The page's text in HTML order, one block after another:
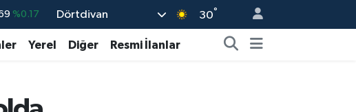
%0.17
%0.01
Dörtdivan 30°
Yerel Diğer Resmi İlanlar